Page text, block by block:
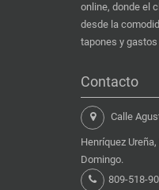
online, donde el
desde la
tapones y
Contacto
Calle
Henríquez
Domingo.
809-518-